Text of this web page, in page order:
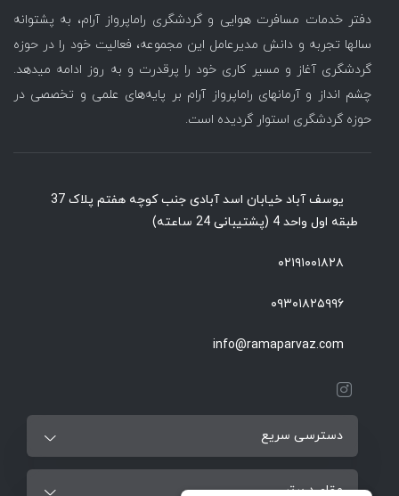
دفتر خدمات مسافرت هوایی و گردشگری راماپرواز آرام، به پشتوانه
سالها تجربه و دانش مدیرعامل این مجموعه، فعالیت خود را در حوزه
گردشگری آغاز و مسیر کاری خود را پرقدرت و به روز ادامه میدهد.
چشم انداز و آرمانهای راماپرواز آرام بر پایه‌های علمی و تخصصی در
حوزه گردشگری استوار گردیده است.
یوسف آباد خیابان اسد آبادی جنب کوچه هفتم پلاک 37
طبقه اول واحد 4 (پشتیبانی 24 ساعته)
۰۲۱۹۱۰۰۱۸۲۸
۰۹۳۰۱۸۲۵۹۹۶
info@ramaparvaz.com
دسترسی سریع
مقاصد برتر